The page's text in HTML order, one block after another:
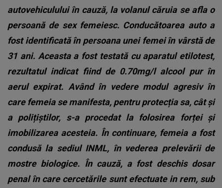
autovehiculului în cauză, la volanul căruia se afla o
persoană de sex femeiesc. Conducătoarea auto a
fost identificată în persoana unei femei în vârstă de
31 ani. Aceasta a fost testată cu aparatul etilotest,
rezultatul indicat fiind de 0.70mg/l alcool pur în
aerul expirat. Având în vedere modul agresiv în
care femeia se manifesta, pentru protecția sa, cât și
a polițiștilor, s-a procedat la folosirea forței și
imobilizarea acesteia. În continuare, femeia a fost
condusă la sediul INML, în vederea prelevării de
mostre biologice. În cauză, a fost deschis dosar
penal în care cercetările sunt efectuate in rem, sub